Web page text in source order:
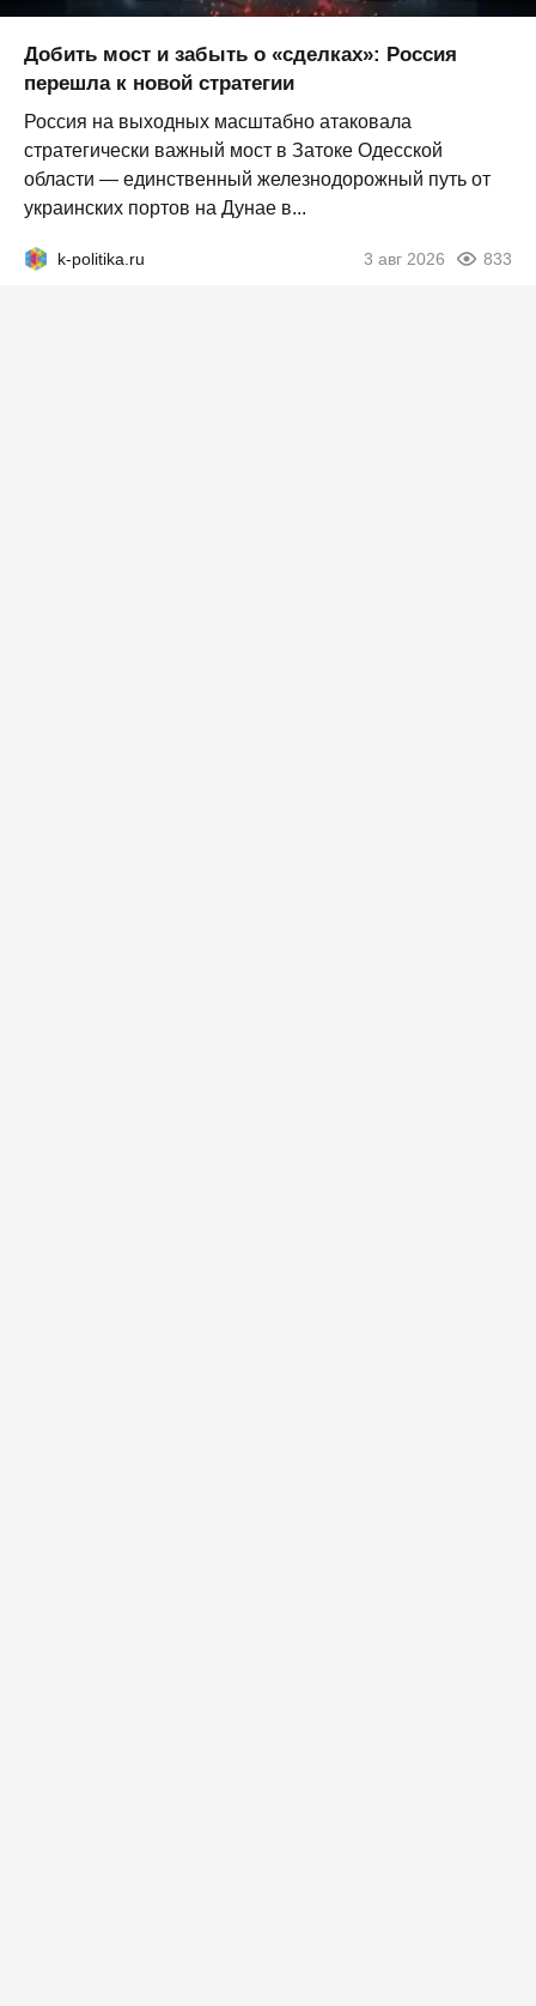
Добить мост и забыть о «сделках»: Россия
перешла к новой стратегии
Россия на выходных масштабно атаковала
стратегически важный мост в Затоке Одесской
области — единственный железнодорожный путь от
украинских портов на Дунае в...
k-politika.ru 3 авг 2026 833